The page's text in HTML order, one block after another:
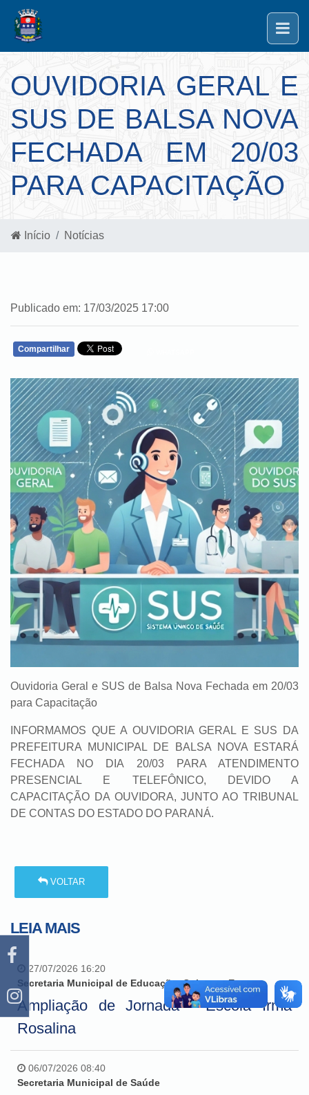
OUVIDORIA GERAL E
SUS DE BALSA NOVA
FECHADA EM 20/03
PARA CAPACITAÇÃO
Início Notícias
Publicado em: 17/03/2025 17:00
Compartilhar
Ouvidoria Geral e SUS de Balsa Nova Fechada em 20/03
para Capacitação
INFORMAMOS QUE A OUVIDORIA GERAL E SUS DA
PREFEITURA MUNICIPAL DE BALSA NOVA ESTARÁ
FECHADA NO DIA 20/03 PARA ATENDIMENTO
PRESENCIAL E TELEFÔNICO, DEVIDO A
CAPACITAÇÃO DA OUVIDORA, JUNTO AO TRIBUNAL
DE CONTAS DO ESTADO DO PARANÁ.
VOLTAR
LEIA MAIS
27/07/2026 16:20
Secretaria Municipal de Educação, Cultura e Esporte
Ampliação de Jornada - Escola Irmã
Rosalina
06/07/2026 08:40
Secretaria Municipal de Saúde